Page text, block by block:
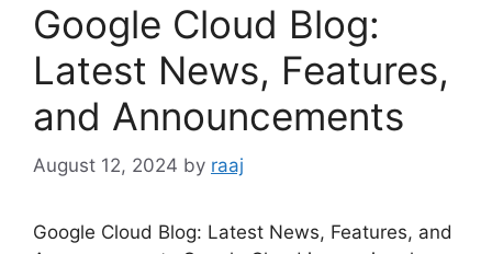
Google Cloud Blog:
Latest News, Features,
and Announcements
August 12, 2024 by raaj
Google Cloud Blog: Latest News, Features, and